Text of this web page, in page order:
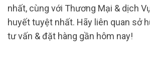
nhất, cùng với Thương Mại & dịch
huyết tuyệt nhất. Hãy liên quan sở
tư vấn & đặt hàng gần hôm nay!